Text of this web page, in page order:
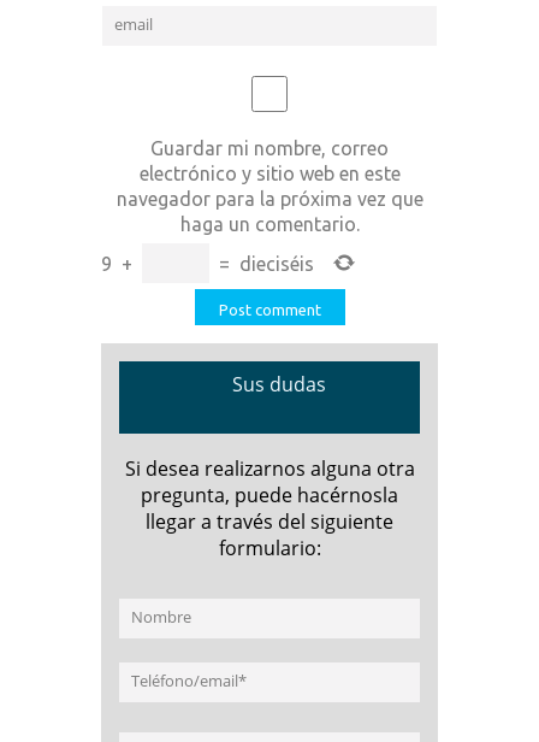
Guardar mi nombre, correo
electrónico y sitio web en este
navegador para la próxima vez que
haga un comentario.
9 + = dieciséis
Sus dudas
Si desea realizarnos alguna otra
pregunta, puede hacérnosla
llegar a través del siguiente
formulario: